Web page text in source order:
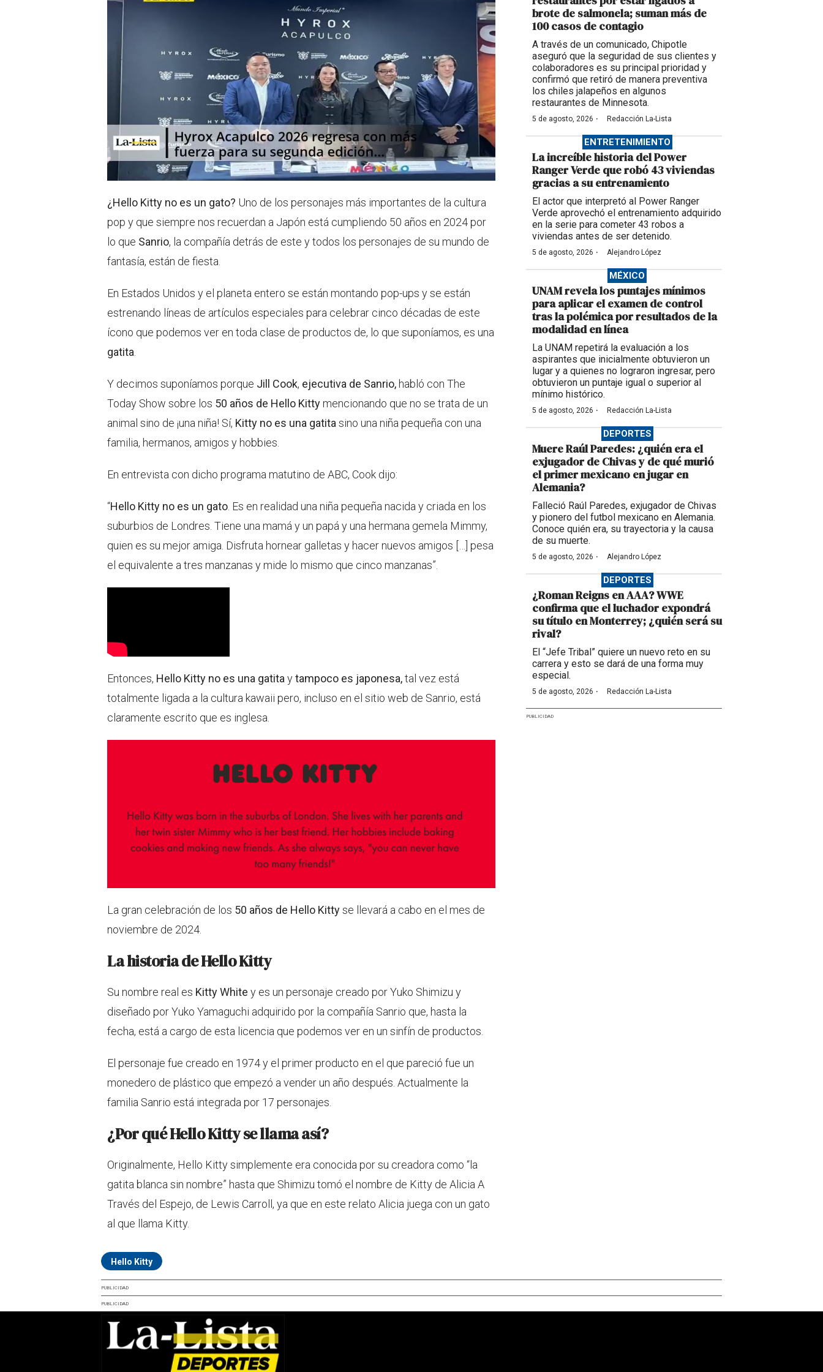
¿Hello Kitty no es un gato? Uno de los personajes más importantes de la cultura
pop y que siempre nos recuerdan a Japón está cumpliendo 50 años en 2024 por
lo que Sanrio, la compañía detrás de este y todos los personajes de su mundo de
fantasía, están de fiesta.
En Estados Unidos y el planeta entero se están montando pop-ups y se están
estrenando líneas de artículos especiales para celebrar cinco décadas de este
ícono que podemos ver en toda clase de productos de, lo que suponíamos, es una
gatita
Y decimos suponíamos porque Jill Cook, ejecutiva de Sanrio, habló con The
Today Show sobre los 50 años de Hello Kittymencionando que no se trata de un
animal sino de ¡una niña! Sí, Kitty no es una gatita sino una niña pequeña con una
familia, hermanos, amigos y hobbies.
En entrevista con dicho programa matutino de ABC, Cook dijo:
“Hello Kitty no es un gato . Es en realidad una niña pequeña nacida y criada en los
suburbios de Londres. Tiene una mamá y un papá y una hermana gemela Mimmy,
quien es su mejor amiga. Disfruta hornear galletas y hacer nuevos amigos […] pesa
el equivalente a tres manzanas y mide lo mismo que cinco manzanas”.
Entonces, Hello Kitty no es una gatita ytampoco es japonesa,tal vez está
totalmente ligada a la cultura kawaii pero, incluso en el sitio web de Sanrio, está
claramente escrito que es inglesa.
La gran celebración de los 50 años de Hello Kittyse llevará a cabo en el mes de
noviembre de 2024.
La historia de Hello Kitty
Su nombre real es Kitty White y es un personaje creado por Yuko Shimizu y
diseñado por Yuko Yamaguchi adquirido por la compañía Sanrio que, hasta la
fecha, está a cargo de esta licencia que podemos ver en un sinfín de productos.
El personaje fue creado en 1974 y el primer producto en el que pareció fue un
monedero de plástico que empezó a vender un año después. Actualmente la
familia Sanrio está integrada por 17 personajes.
¿Por qué Hello Kitty se llama así?
Originalmente, Hello Kitty simplemente era conocida por su creadora como “la
gatita blanca sin nombre” hasta que Shimizu tomó el nombre de Kitty de Alicia A
Través del Espejo, de Lewis Carroll, ya que en este relato Alicia juega con un gato
al que llama Kitty.
Hello Kitty
brote de salmonela; suman más de
100 casos de contagio
A través de un comunicado, Chipotle
aseguró que la seguridad de sus clientes y
colaboradores es su principal prioridad y
confirmó que retiró de manera preventiva
los chiles jalapeños en algunos
restaurantes de Minnesota.
5 de agosto, 2026 · Redacción La-Lista
ENTRETENIMIENTO
La increíble historia del Power
Ranger Verde que robó 43 viviendas
gracias a su entrenamiento
El actor que interpretó al Power Ranger
Verde aprovechó el entrenamiento adquirido
en la serie para cometer 43 robos a
viviendas antes de ser detenido.
5 de agosto, 2026 · Alejandro López
MÉXICO
UNAM revela los puntajes mínimos
para aplicar el examen de control
tras la polémica por resultados de la
modalidad en línea
La UNAM repetirá la evaluación a los
aspirantes que inicialmente obtuvieron un
lugar y a quienes no lograron ingresar, pero
obtuvieron un puntaje igual o superior al
mínimo histórico.
5 de agosto, 2026 · Redacción La-Lista
DEPORTES
Muere Raúl Paredes: ¿quién era el
exjugador de Chivas y de qué murió
el primer mexicano en jugar en
Alemania?
Falleció Raúl Paredes, exjugador de Chivas
y pionero del futbol mexicano en Alemania.
Conoce quién era, su trayectoria y la causa
de su muerte.
5 de agosto, 2026 · Alejandro López
DEPORTES
¿Roman Reigns en AAA? WWE
confirma que el luchador expondrá
su título en Monterrey; ¿quién será su
rival?
El “Jefe Tribal” quiere un nuevo reto en su
carrera y esto se dará de una forma muy
especial.
5 de agosto, 2026 · Redacción La-Lista
PUBLICIDAD
PUBLICIDAD
PUBLICIDAD